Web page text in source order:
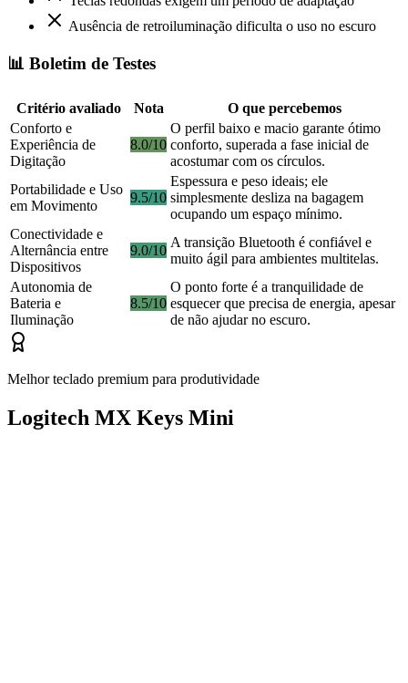
Ausência de retroiluminação dificulta o uso no escuro
📊 Boletim de Testes
Critério avaliado Nota
O que percebemos
Conforto e
Experiência de
Digitação
8.0/10
O perfil baixo e macio garante ótimo
conforto, superada a fase inicial de
acostumar com os círculos.
Portabilidade e Uso
em Movimento
9.5/10
Espessura e peso ideais; ele
simplesmente desliza na bagagem
ocupando um espaço mínimo.
Conectividade e
Alternância entre
Dispositivos
9.0/10
A transição Bluetooth é confiável e
muito ágil para ambientes multitelas.
Autonomia de
Bateria e
Iluminação
8.5/10
O ponto forte é a tranquilidade de
esquecer que precisa de energia, apesar
de não ajudar no escuro.
Melhor teclado premium para produtividade
Logitech MX Keys Mini